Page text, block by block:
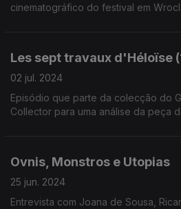
cinematográfico do festival em
Les sept travaux d'Héloïse
02 jul. 2024
Episódio que parte da colecção do
Collector para uma análise da peça
Ovnis, Monstros e Utopias
25 jun. 2024
Entrevista com Joana de Sousa,